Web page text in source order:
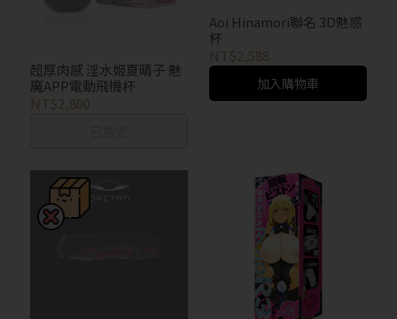
才能閱覽OGC網站
回上一頁
超厚肉感 淫水姬夏晴子 魅
魔APP電動飛機杯
NT$2,800
Aoi Hinamori聯名 3D魅惑
杯
NT$2,588
加入購物車